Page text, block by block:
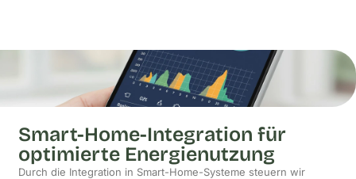
Smart-Home-Integration für
optimierte Energienutzung
Durch die Integration in Smart-Home-Systeme steuern wir